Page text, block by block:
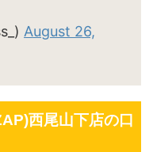
August 26,
西尾山下店の口